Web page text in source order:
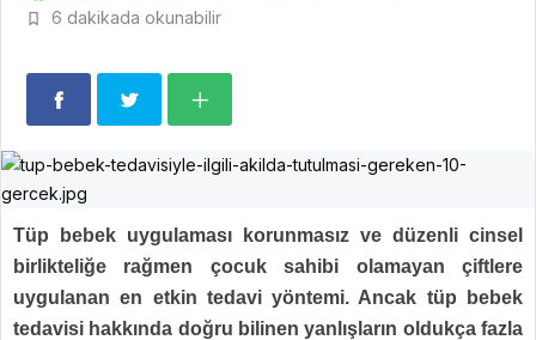
6 dakikada okunabilir
Tüp bebek uygulaması korunmasız ve düzenli cinsel
birlikteliğe rağmen çocuk sahibi olamayan çiftlere
uygulanan en etkin tedavi yöntemi. Ancak tüp bebek
tedavisi hakkında doğru bilinen yanlışların oldukça fazla